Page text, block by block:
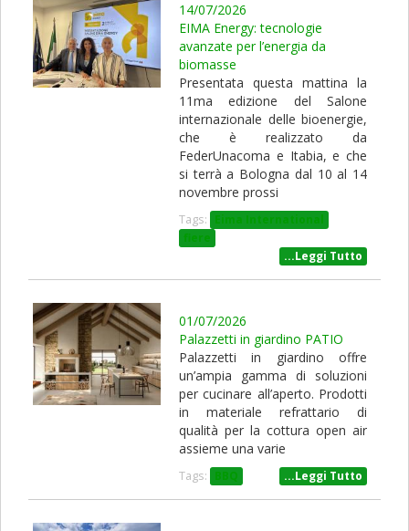
14/07/2026
EIMA Energy: tecnologie
avanzate per l’energia da
biomasse
Presentata questa mattina la
11ma edizione del Salone
internazionale delle bioenergie,
che è realizzato da
FederUnacoma e Itabia, e che
si terrà a Bologna dal 10 al 14
novembre prossi
Tags: Eima International
fiere
...Leggi Tutto
01/07/2026
Palazzetti in giardino PATIO
Palazzetti in giardino offre
un’ampia gamma di soluzioni
per cucinare all’aperto. Prodotti
in materiale refrattario di
qualità per la cottura open air
assieme una varie
Tags: BBQ ...Leggi Tutto